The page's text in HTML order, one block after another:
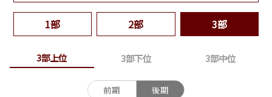
1部 2部 3部
3部上位 3部下位 3部中位
前期 後期